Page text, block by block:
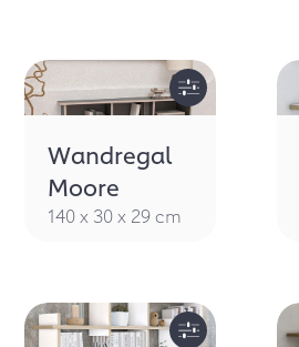
Wandregal
Moore
140 x 30 x 29 cm